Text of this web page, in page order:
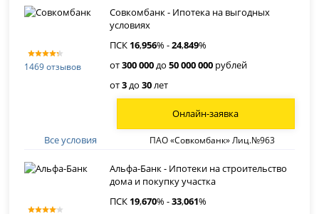
1469 отзывов
Совкомбанк - Ипотека на выгодных
условиях
ПСК 16,956% -24,849%
от300 000до50 000 000 рублей
от3до30лет
Все условия ПАО «Совкомбанк» Лиц.№963
Онлайн-заявка
Альфа-Банк - Ипотеки на строительство
дома и покупку участка
ПСК 19,670% -33,061%